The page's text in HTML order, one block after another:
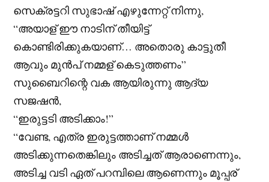
സെക്രട്ടറി സുഭാഷ് എഴുന്നേറ്റ് നിന്നു,
“അയാള് ഈ നാടിന് തീയിട്ട്
കൊണ്ടിരിക്കുകയാണ്… അതൊരു കാട്ടുതീ
ആവും മുൻപ് നമ്മള് കെടുത്തണം”
സുബൈറിന്റെ വക ആയിരുന്നു ആദ്യ
സജഷൻ,
“ഇരുട്ടടി അടിക്കാം!”
“വേണ്ട, എത്ര ഇരുട്ടത്താണ് നമ്മൾ
അടിക്കുന്നതെങ്കിലും അടിച്ചത് ആരാണെന്നും,
അടിച്ച വടി ഏത് പറമ്പിലെ ആണെന്നും മൂപ്പര്